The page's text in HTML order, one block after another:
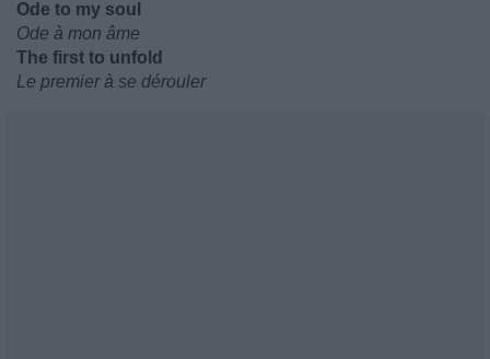
Ode to my soul
Ode à mon âme
The first to unfold
Le premier à se dérouler